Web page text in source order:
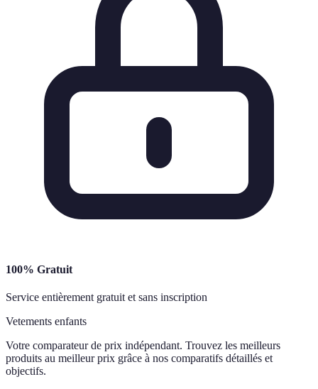
100% Gratuit
Service entièrement gratuit et sans inscription
Vetements enfants
Votre comparateur de prix indépendant. Trouvez les meilleurs
produits au meilleur prix grâce à nos comparatifs détaillés et
objectifs.